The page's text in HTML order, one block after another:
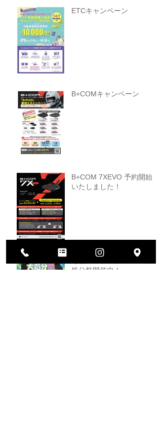
ETCキャンペーン
B+COMキャンペーン
B+COM 7XEVO 予約開始
いたしました！
処分祭開催中！